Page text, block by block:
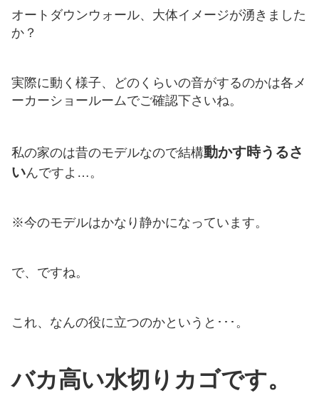
オートダウンウォール、大体イメージが湧きました
か？
実際に動く様子、どのくらいの音がするのかは各メ
ーカーショールームでご確認下さいね。
私の家のは昔のモデルなので結構動かす時うるさ
いんですよ…。
※今のモデルはかなり静かになっています。
で、ですね。
これ、なんの役に立つのかというと･･･。
バカ高い水切りカゴです。